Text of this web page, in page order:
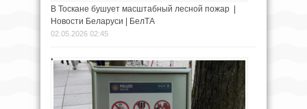
В Тоскане бушует масштабный лесной пожар |
Новости Беларуси | БелТА
02.05.2026 02:45